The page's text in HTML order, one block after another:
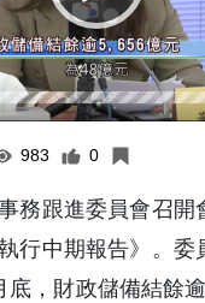
983 0
務跟進委員會召開
行中期報告》。委
底，財政儲備結餘